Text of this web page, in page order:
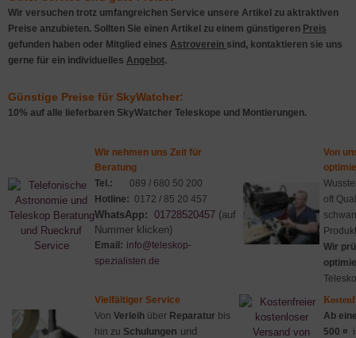
Wir versuchen trotz umfangreichen Service unsere Artikel zu aktraktiven
Preise anzubieten. Sollten Sie einen Artikel zu einem günstigeren Preis
gefunden haben oder Mitglied eines Astroverein sind, kontaktieren sie uns
gerne für ein individuelles Angebot.
Günstige Preise für SkyWatcher:
10% auf alle lieferbaren SkyWatcher Teleskope und Montierungen.
Wir nehmen uns Zeit für
Beratung
Tel.:
089 / 680 50 200
Hotline: 0172 / 85 20 457
WhatsApp: 01728520457 (auf
Nummer klicken)
Email: info@teleskop-
spezialisten.de
Von
oft
Wir
Vielfältiger Service
Von Verleih über Reparatur bis
hin zu Schulungen und
Ab
500 ¤